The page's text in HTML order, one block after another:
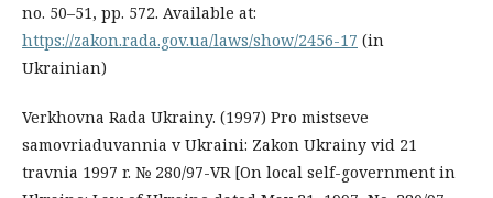
no. 50–51, pp. 572. Available at:
https://zakon.rada.gov.ua/laws/show/2456-17 (in
Ukrainian)
Verkhovna Rada Ukrainy. (1997) Pro mistseve
samovriaduvannia v Ukraini: Zakon Ukrainy vid 21
travnia 1997 r. № 280/97-VR [On local self-government in